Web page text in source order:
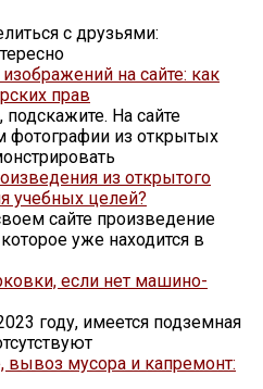
с друзьями:
на сайте: как
прав
подскажите. На сайте
фотографии из открытых
из открытого
учебных целей?
сайте произведение
уже находится в
если нет машино-
году, имеется подземная
вывоз мусора и капремонт: